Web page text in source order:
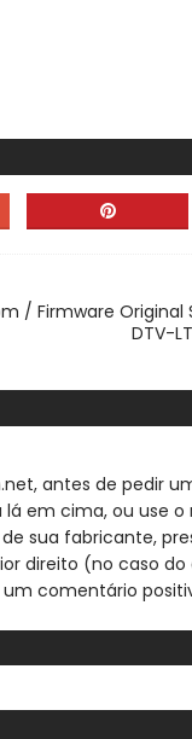
/ Firmware Original
DTV-
antes de pedir
lá em cima, ou use
sua fabricante,
direito (no caso
comentário